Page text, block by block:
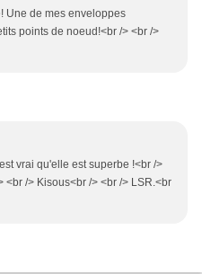
Une de mes enveloppes
points de noeud!<br /> <br />
vrai qu'elle est superbe !<br />
<br /> Kisous<br /> <br /> LSR.<br